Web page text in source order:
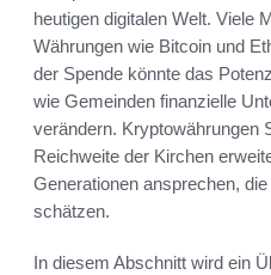
heutigen digitalen Welt. Viele
Währungen wie Bitcoin und
der Spende könnte das
wie Gemeinden finanzielle
verändern. Kryptowährungen
Reichweite der Kirchen
Generationen ansprechen,
schätzen.
In diesem Abschnitt wird ein